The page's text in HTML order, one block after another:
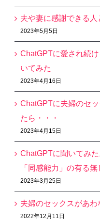
夫や妻に感謝できる
2023年5月5日
ChatGPTに愛され続
いてみた
2023年4月16日
ChatGPTに夫婦のセ
たら・・・
2023年4月15日
ChatGPTに聞いてみ
「同感能力」の有る
2023年3月25日
夫婦のセックスがあ
2022年12月11日